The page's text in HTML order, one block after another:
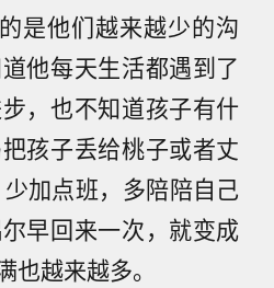
是他们越来越少的沟
他每天生活都遇到了
，也不知道孩子有什
孩子丢给桃子或者丈
加点班，多陪陪自己
早回来一次，就变成
越来越多。